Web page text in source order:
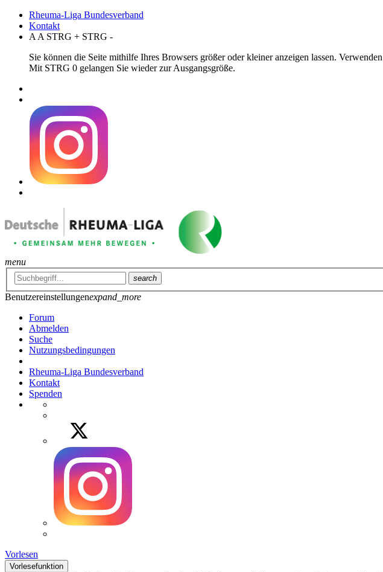
Rheuma-Liga Bundesverband
Kontakt
A A STRG + STRG -
Sie können die Seite mithilfe Ihres Browsers größer oder kleiner anzeigen lassen.
Mit STRG 0 gelangen Sie wieder zur Ausgangsgröße.
menu
search
Benutzereinstellungenexpand_more
Forum
Abmelden
Suche
Nutzungsbedingungen
Rheuma-Liga Bundesverband
Kontakt
Spenden
Vorlesen
Vorlesefunktion